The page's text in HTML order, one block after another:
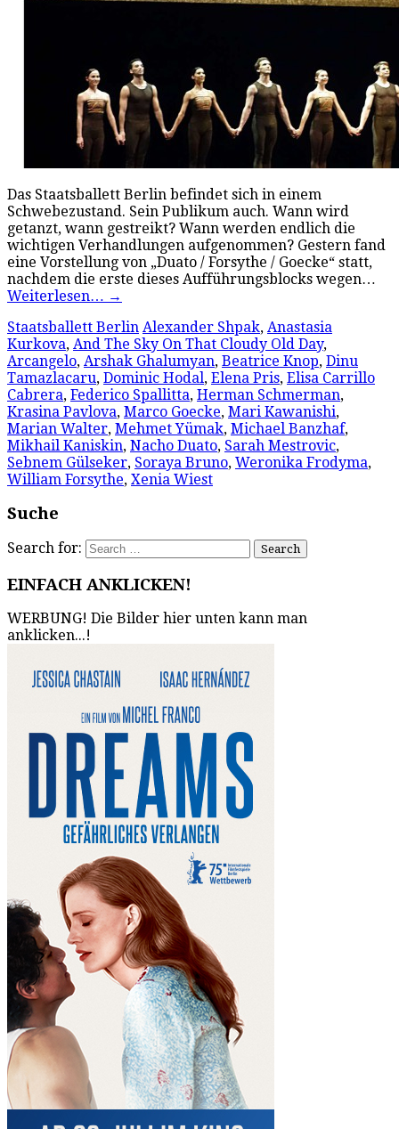
Das Staatsballett Berlin befindet sich in einem
Schwebezustand. Sein Publikum auch. Wann wird
getanzt, wann gestreikt? Wann werden endlich die
wichtigen Verhandlungen aufgenommen? Gestern fand
eine Vorstellung von „Duato / Forsythe / Goecke“ statt,
nachdem die erste dieses Aufführungsblocks wegen…
Weiterlesen… →
Staatsballett Berlin Alexander Shpak, Anastasia
Kurkova, And The Sky On That Cloudy Old Day,
Arcangelo, Arshak Ghalumyan, Beatrice Knop, Dinu
Tamazlacaru, Dominic Hodal, Elena Pris, Elisa Carrillo
Cabrera, Federico Spallitta, Herman Schmerman,
Krasina Pavlova, Marco Goecke, Mari Kawanishi,
Marian Walter, Mehmet Yümak, Michael Banzhaf,
Mikhail Kaniskin, Nacho Duato, Sarah Mestrovic,
Sebnem Gülseker, Soraya Bruno, Weronika Frodyma,
William Forsythe, Xenia Wiest
Suche
Search for:
EINFACH ANKLICKEN!
WERBUNG! Die Bilder hier unten kann man
anklicken...!